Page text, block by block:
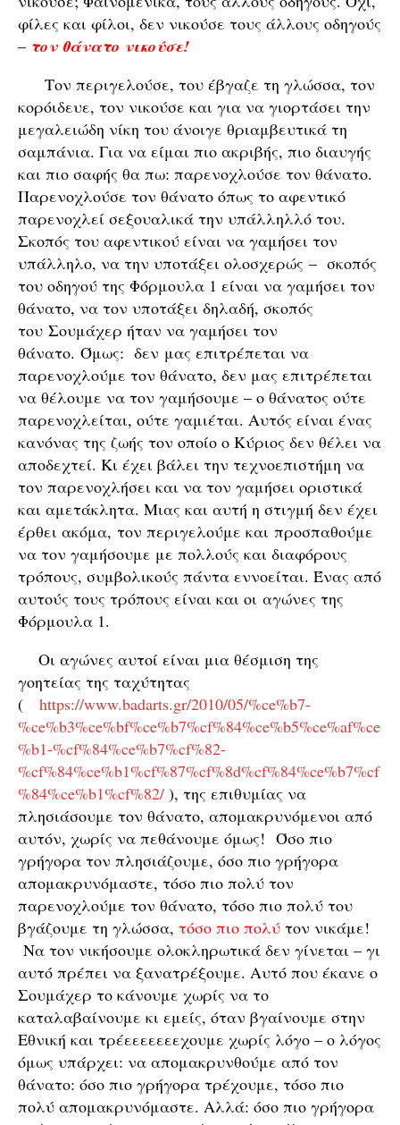
φίλες και φίλοι, δεν νικούσε τους άλλους οδηγούς
– τον θάνατο νικούσε!
Τον περιγελούσε, του έβγαζε τη γλώσσα, τον
κορόιδευε, τον νικούσε και για να γιορτάσει την
μεγαλειώδη νίκη του άνοιγε θριαμβευτικά τη
σαμπάνια. Για να είμαι πιο ακριβής, πιο διαυγής
και πιο σαφής θα πω: παρενοχλούσε τον θάνατο.
Παρενοχλούσε τον θάνατο όπως το αφεντικό
παρενοχλεί σεξουαλικά την υπάλληλλό του.
Σκοπός του αφεντικού είναι να γαμήσει τον
υπάλληλο, να την υποτάξει ολοσχερώς – σκοπός
του οδηγού της Φόρμουλα 1 είναι να γαμήσει τον
θάνατο, να τον υποτάξει δηλαδή, σκοπός
του Σουμάχερ ήταν να γαμήσει τον
θάνατο. Όμως: δεν μας επιτρέπεται να
παρενοχλούμε τον θάνατο, δεν μας επιτρέπεται
να θέλουμε να τον γαμήσουμε – ο θάνατος ούτε
παρενοχλείται, ούτε γαμιέται. Αυτός είναι ένας
κανόνας της ζωής τον οποίο ο Κύριος δεν θέλει να
αποδεχτεί. Κι έχει βάλει την τεχνοεπιστήμη να
τον παρενοχλήσει και να τον γαμήσει οριστικά
και αμετάκλητα. Μιας και αυτή η στιγμή δεν έχει
έρθει ακόμα, τον περιγελούμε και προσπαθούμε
να τον γαμήσουμε με πολλούς και διαφόρους
τρόπους, συμβολικούς πάντα εννοείται. Ένας από
αυτούς τους τρόπους είναι και οι αγώνες της
Φόρμουλα 1.
Οι αγώνες αυτοί είναι μια θέσμιση της
γοητείας της ταχύτητας
( https://www.badarts.gr/2010/05/%ce%b7-
%ce%b3%ce%bf%ce%b7%cf%84%ce%b5%ce%af%ce
%b1-%cf%84%ce%b7%cf%82-
%cf%84%ce%b1%cf%87%cf%8d%cf%84%ce%b7%cf
%84%ce%b1%cf%82/ ), της επιθυμίας να
πλησιάσουμε τον θάνατο, απομακρυνόμενοι από
αυτόν, χωρίς να πεθάνουμε όμως! Όσο πιο
γρήγορα τον πλησιάζουμε, όσο πιο γρήγορα
απομακρυνόμαστε, τόσο πιο πολύ τον
παρενοχλούμε τον θάνατο, τόσο πιο πολύ του
βγάζουμε τη γλώσσα, τόσο πιο πολύ τον νικάμε!
Να τον νικήσουμε ολοκληρωτικά δεν γίνεται – γι
αυτό πρέπει να ξανατρέξουμε. Αυτό που έκανε ο
Σουμάχερ το κάνουμε χωρίς να το
καταλαβαίνουμε κι εμείς, όταν βγαίνουμε στην
Εθνική και τρέεεεεεεεχουμε χωρίς λόγο – ο λόγος
όμως υπάρχει: να απομακρυνθούμε από τον
θάνατο: όσο πιο γρήγορα τρέχουμε, τόσο πιο
πολύ απομακρυνόμαστε. Αλλά: όσο πιο γρήγορα